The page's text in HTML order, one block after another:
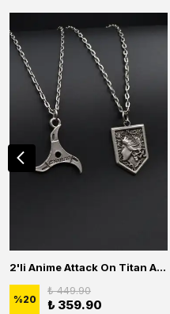
2'li Anime Attack On Titan Acrylic Maria Anime Naruto Erkek Kadın Kolye Seti
%20
₺ 449.90
₺ 359.90